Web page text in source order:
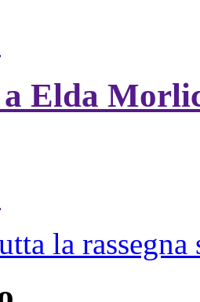
Elda
la rassegna